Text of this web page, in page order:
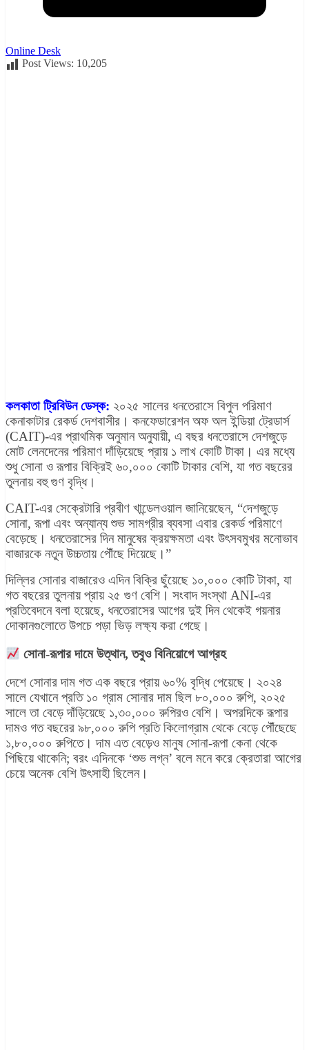
Online Desk
Post Views: 10,205
কলকাতা ট্রিবিউন ডেস্ক: ২০২৫ সালের ধনতেরাসে বিপুল পরিমাণ
কেনাকাটার রেকর্ড দেশবাসীর। কনফেডারেশন অফ অল ইন্ডিয়া ট্রেডার্স
(CAIT)-এর প্রাথমিক অনুমান অনুযায়ী, এ বছর ধনতেরাসে দেশজুড়ে
মোট লেনদেনের পরিমাণ দাঁড়িয়েছে প্রায় ১ লাখ কোটি টাকা। এর মধ্যে
শুধু সোনা ও রূপার বিক্রিই ৬০,০০০ কোটি টাকার বেশি, যা গত বছরের
তুলনায় বহু গুণ বৃদ্ধি।
CAIT-এর সেক্রেটারি প্রবীণ খান্ডেলওয়াল জানিয়েছেন, “দেশজুড়ে
সোনা, রূপা এবং অন্যান্য শুভ সামগ্রীর ব্যবসা এবার রেকর্ড পরিমাণে
বেড়েছে। ধনতেরাসের দিন মানুষের ক্রয়ক্ষমতা এবং উৎসবমুখর মনোভাব
বাজারকে নতুন উচ্চতায় পৌঁছে দিয়েছে।”
দিল্লির সোনার বাজারেও এদিন বিক্রি ছুঁয়েছে ১০,০০০ কোটি টাকা, যা
গত বছরের তুলনায় প্রায় ২৫ গুণ বেশি। সংবাদ সংস্থা ANI-এর
প্রতিবেদনে বলা হয়েছে, ধনতেরাসের আগের দুই দিন থেকেই গয়নার
দোকানগুলোতে উপচে পড়া ভিড় লক্ষ্য করা গেছে।
সোনা-রূপার দামে উত্থান, তবুও বিনিয়োগে আগ্রহ
দেশে সোনার দাম গত এক বছরে প্রায় ৬০% বৃদ্ধি পেয়েছে। ২০২৪
সালে যেখানে প্রতি ১০ গ্রাম সোনার দাম ছিল ৮০,০০০ রুপি, ২০২৫
সালে তা বেড়ে দাঁড়িয়েছে ১,৩০,০০০ রুপিরও বেশি। অপরদিকে রূপার
দামও গত বছরের ৯৮,০০০ রুপি প্রতি কিলোগ্রাম থেকে বেড়ে পৌঁছেছে
১,৮০,০০০ রুপিতে। দাম এত বেড়েও মানুষ সোনা-রূপা কেনা থেকে
পিছিয়ে থাকেনি; বরং এদিনকে ‘শুভ লগ্ন’ বলে মনে করে ক্রেতারা আগের
চেয়ে অনেক বেশি উৎসাহী ছিলেন।